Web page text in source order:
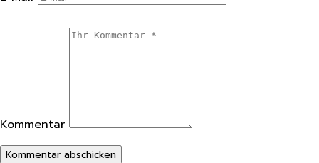
Kommentar
Kommentar abschicken